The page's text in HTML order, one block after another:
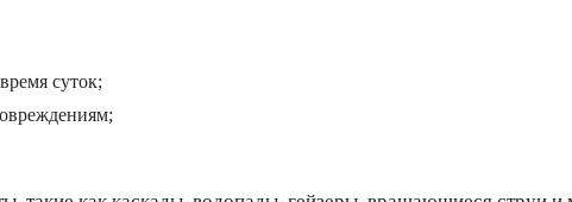
суток;